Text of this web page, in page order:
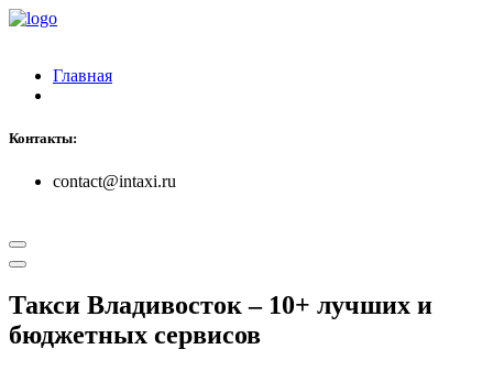
Главная
Контакты:
contact@intaxi.ru
Такси Владивосток– 10+ лучших и
бюджетных сервисов